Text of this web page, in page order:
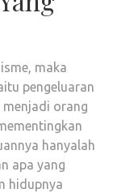
maka
pengeluaran
menjadi orang
hanyalah
apa yang
hidupnya